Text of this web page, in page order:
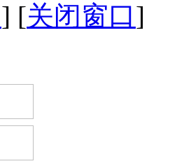
] [关闭窗口]